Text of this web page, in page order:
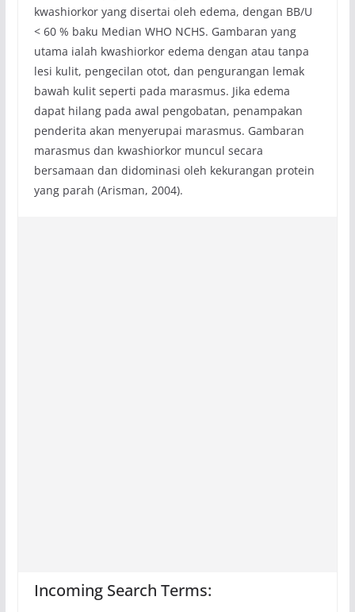
kwashiorkor yang disertai oleh edema, dengan BB/U
< 60 % baku Median WHO NCHS. Gambaran yang
utama ialah kwashiorkor edema dengan atau tanpa
lesi kulit, pengecilan otot, dan pengurangan lemak
bawah kulit seperti pada marasmus. Jika edema
dapat hilang pada awal pengobatan, penampakan
penderita akan menyerupai marasmus. Gambaran
marasmus dan kwashiorkor muncul secara
bersamaan dan didominasi oleh kekurangan protein
yang parah (Arisman, 2004).
Incoming Search Terms: